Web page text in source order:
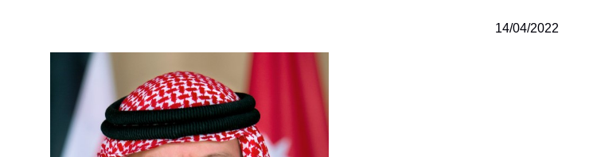
14/04/2022